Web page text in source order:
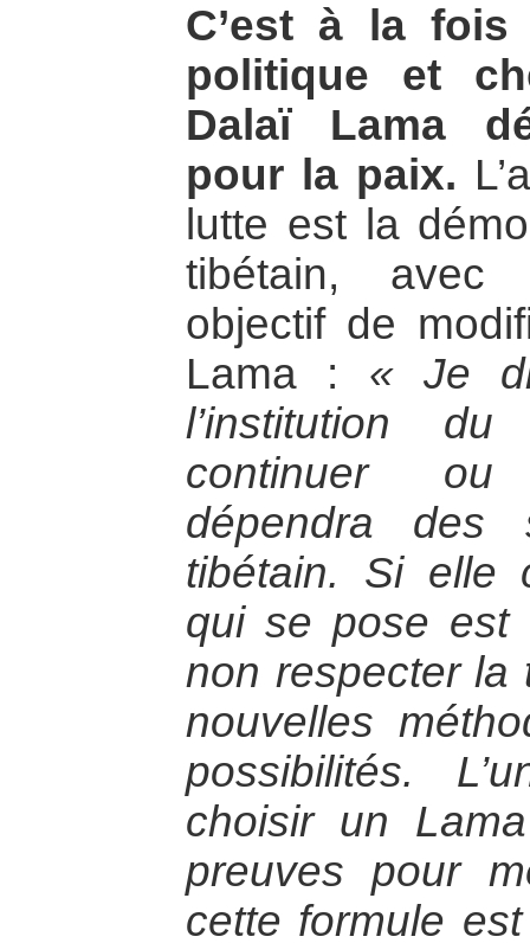
C’est à la
politique et
Dalaï Lama
pour la paix.
lutte est la
tibétain, avec
objectif de
Lama : « Je
l’institution
continuer ou
dépendra des
tibétain. Si elle
qui se pose est
non respecter la
nouvelles
possibilités.
choisir un
preuves pour
cette formule